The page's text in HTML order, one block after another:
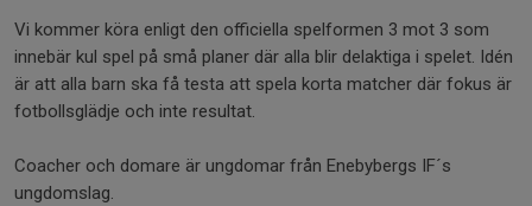
Vi kommer köra enligt den officiella spelformen 3 mot 3 som
innebär kul spel på små planer där alla blir delaktiga i spelet. Idén
är att alla barn ska få testa att spela korta matcher där fokus är
fotbollsglädje och inte resultat.
Coacher och domare är ungdomar från Enebybergs IF´s
ungdomslag.